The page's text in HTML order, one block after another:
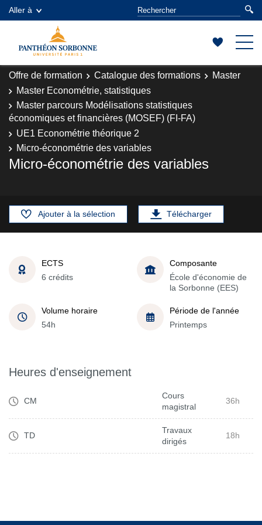
Aller à
Offre de formation Catalogue des formations
Master
Master Econométrie, statistiques
Master parcours Modélisations statistiques
économiques et financières (MOSEF) (FI-FA)
UE1 Econométrie théorique 2
Micro-économétrie des variables
Micro-économétrie des variables
Ajouter à la sélection Télécharger
ECTS
6 crédits
Composante
École d'économie de
la Sorbonne (EES)
Volume horaire
54h
Période de l'année
Printemps
Heures d'enseignement
CM
Cours
magistral
36h
TD
Travaux
dirigés
18h